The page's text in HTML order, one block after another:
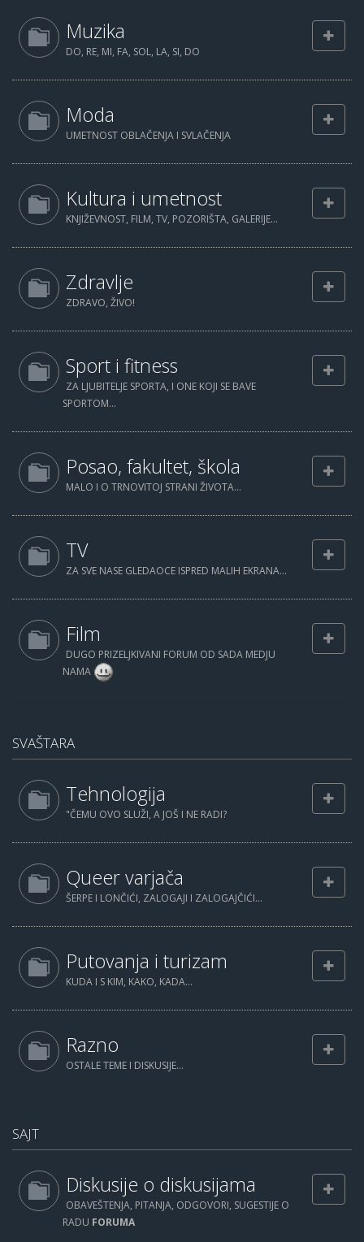
Muzika
DO, RE, MI, FA, SOL, LA, SI, DO
Moda
UMETNOST OBLAČENJA I SVLAČENJA
Kultura i umetnost
KNJIŽEVNOST, FILM, TV, POZORIŠTA, GALERIJE...
Zdravlje
ZDRAVO, ŽIVO!
Sport i fitness
ZA LJUBITELJE SPORTA, I ONE KOJI SE BAVE
SPORTOM...
Posao, fakultet, škola
MALO I O TRNOVITOJ STRANI ŽIVOTA...
TV
ZA SVE NASE GLEDAOCE ISPRED MALIH EKRANA...
Film
DUGO PRIZELJKIVANI FORUM OD SADA MEDJU
NAMA
SVAŠTARA
Tehnologija
"ČEMU OVO SLUŽI, A JOŠ I NE RADI?
Queer varjača
ŠERPE I LONČIĆI, ZALOGAJI I ZALOGAJČIĆI...
Putovanja i turizam
KUDA I S KIM, KAKO, KADA...
Razno
OSTALE TEME I DISKUSIJE...
SAJT
Diskusije o diskusijama
OBAVEŠTENJA, PITANJA, ODGOVORI, SUGESTIJE O
RADU FORUMA